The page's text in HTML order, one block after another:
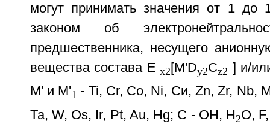
могут принимать значения от 1 до
законом об
предшественника, несущего
вещества состава E x2 [M'Dу2Cz2 ] и/
М' и M'1 - Ti, Cr, Co, Ni, Си, Zn, Zr, Nb,
Та, W, Os, Ir, Pt, Au, Hg; С - ОН, Н2О,